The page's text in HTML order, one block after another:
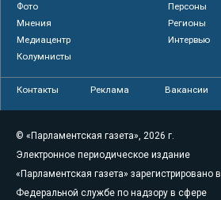
Фото
Персоны
Мнения
Регионы
Медиацентр
Интервью
Колумнисты
Контакты Реклама Вакансии
© «Парламентская газета», 2026 г.
Электронное периодическое издание
«Парламентская газета» зарегистрировано в
Федеральной службе по надзору в сфере